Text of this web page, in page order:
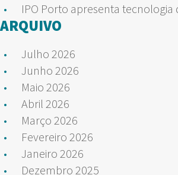
IPO Porto apresenta
ARQUIVO
Julho 2026
Junho 2026
Maio 2026
Abril 2026
Março 2026
Fevereiro 2026
Janeiro 2026
Dezembro 2025